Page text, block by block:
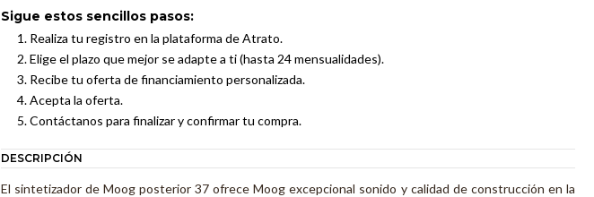
Sigue estos sencillos pasos:
Realiza tu registro en la plataforma de Atrato.
Elige el plazo que mejor se adapte a ti (hasta 24 mensualidades).
Recibe tu oferta de financiamiento personalizada.
Acepta la oferta.
Contáctanos para finalizar y confirmar tu compra.
DESCRIPCIÓN
El sintetizador de Moog posterior 37 ofrece Moog excepcional sonido y calidad de construcción en la